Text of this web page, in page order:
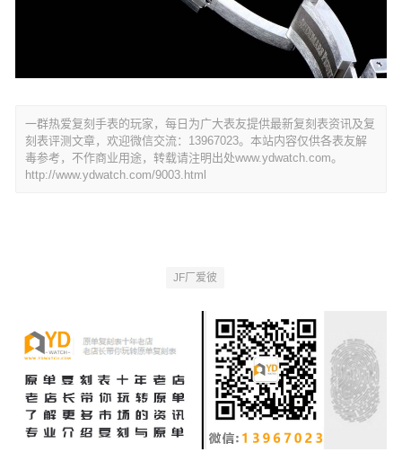
一群热爱复刻手表的玩家，每日为广大表友提供最新复刻表资讯及复
刻表评测文章，欢迎微信交流：13967023。本站内容仅供各表友解
毒参考，不作商业用途，转载请注明出处www.ydwatch.com。
http://www.ydwatch.com/9003.html
JF厂爱彼